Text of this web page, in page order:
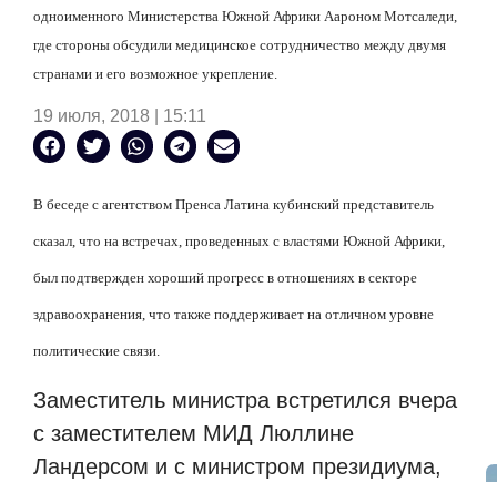
одноименного Министерства Южной Африки Аароном Мотсаледи,
где стороны обсудили медицинское сотрудничество между двумя
странами и его возможное укрепление.
19 июля, 2018 | 15:11
В беседе с агентством Пренса Латина кубинский представитель
сказал, что на встречах, проведенных с властями Южной Африки,
был подтвержден хороший прогресс в отношениях в секторе
здравоохранения, что также поддерживает на отличном уровне
политические связи.
Заместитель министра встретился вчера
с заместителем МИД Люллине
Ландерсом и с министром президиума,